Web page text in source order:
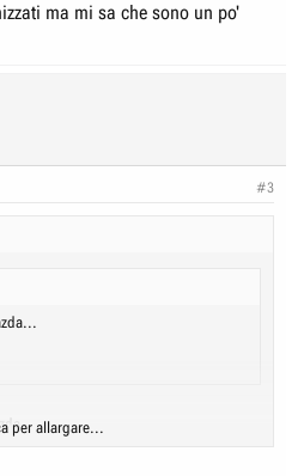
ma mi sa che sono un po'
#3
per allargare...